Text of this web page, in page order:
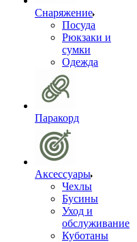
Снаряжение
Посуда
Рюкзаки и
сумки
Одежда
Паракорд
Аксессуары
Чехлы
Бусины
Уход и
обслуживание
Куботаны